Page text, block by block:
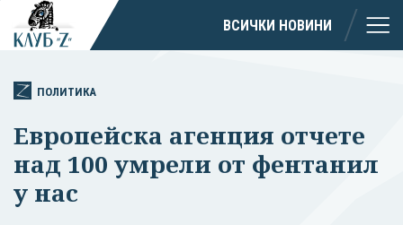
ВСИЧКИ НОВИНИ
ПОЛИТИКА
Европейска агенция отчете
над 100 умрели от фентанил
у нас